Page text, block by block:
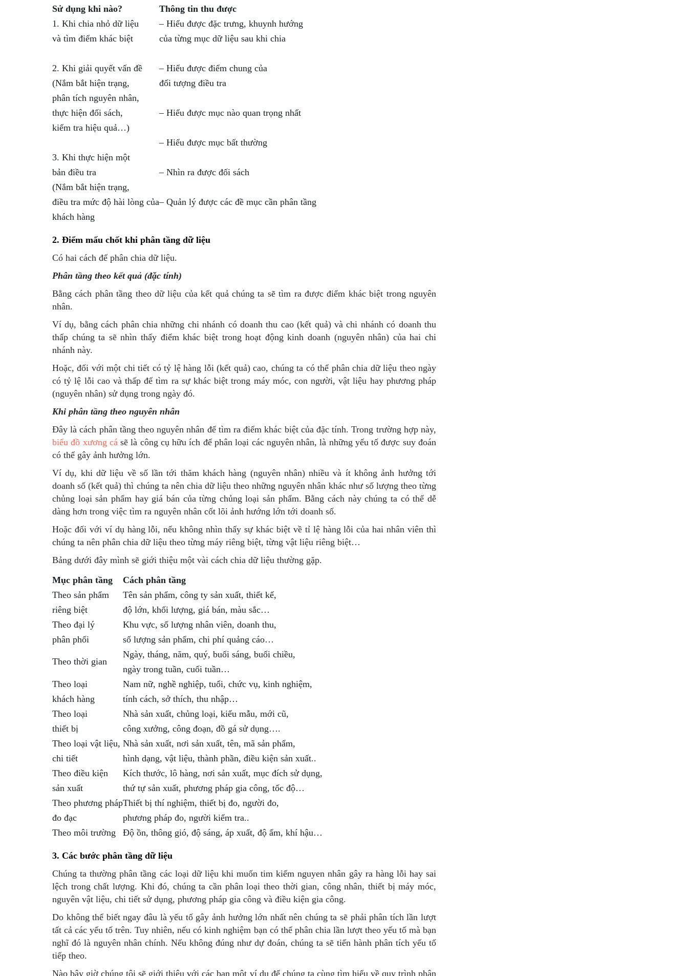
Sử dụng khi nào?
Thông tin thu được
1. Khi chia nhỏ dữ liệu
và tìm điểm khác biệt
2. Khi giải quyết vấn đề
(Nắm bắt hiện trạng,
phân tích nguyên nhân,
thực hiện đối sách,
kiểm tra hiệu quả…)
3. Khi thực hiện một
bản điều tra
(Nắm bắt hiện trạng,
điều tra mức độ hài lòng của
khách hàng
– Hiểu được đặc trưng, khuynh hướng
của từng mục dữ liệu sau khi chia
– Hiểu được điểm chung của
đối tượng điều tra
– Hiểu được mục nào quan trọng nhất
– Hiểu được mục bất thường
– Nhìn ra được đối sách
– Quản lý được các đề mục cần phân tầng
2. Điểm mấu chốt khi phân tầng dữ liệu
Có hai cách để phân chia dữ liệu.
Phân tầng theo kết quả (đặc tính)
Bằng cách phân tầng theo dữ liệu của kết quả chúng ta sẽ tìm ra được điểm khác biệt trong nguyên
nhân.
Ví dụ, bằng cách phân chia những chi nhánh có doanh thu cao (kết quả) và chi nhánh có doanh thu
thấp chúng ta sẽ nhìn thấy điểm khác biệt trong hoạt động kinh doanh (nguyên nhân) của hai chi
nhánh này.
Hoặc, đối với một chi tiết có tỷ lệ hàng lỗi (kết quả) cao, chúng ta có thể phân chia dữ liệu theo ngày
có tỷ lệ lỗi cao và thấp để tìm ra sự khác biệt trong máy móc, con người, vật liệu hay phương pháp
(nguyên nhân) sử dụng trong ngày đó.
Khi phân tầng theo nguyên nhân
Đây là cách phân tầng theo nguyên nhân để tìm ra điểm khác biệt của đặc tính. Trong trường hợp này,
biểu đồ xương cásẽ là công cụ hữu ích để phân loại các nguyên nhân, là những yếu tố được suy đoán
có thể gây ảnh hưởng lớn.
Ví dụ, khi dữ liệu về số lần tới thăm khách hàng (nguyên nhân) nhiều và ít không ảnh hưởng tới
doanh số (kết quả) thì chúng ta nên chia dữ liệu theo những nguyên nhân khác như số lượng theo từng
chủng loại sản phẩm hay giá bán của từng chủng loại sản phẩm. Bằng cách này chúng ta có thể dễ
dàng hơn trong việc tìm ra nguyên nhân cốt lõi ảnh hướng lớn tới doanh số.
Hoặc đối với ví dụ hàng lỗi, nếu không nhìn thấy sự khác biệt về tỉ lệ hàng lỗi của hai nhân viên thì
chúng ta nên phân chia dữ liệu theo từng máy riêng biệt, từng vật liệu riêng biệt…
Bảng dưới đây mình sẽ giới thiệu một vài cách chia dữ liệu thường gặp.
Mục phân tầng
Cách phân tầng
Theo sản phẩm
riêng biệt
Tên sản phẩm, công ty sản xuất, thiết kế,
độ lớn, khối lượng, giá bán, màu sắc…
Theo đại lý
phân phối
Khu vực, số lượng nhân viên, doanh thu,
số lượng sản phẩm, chi phí quảng cáo…
Theo thời gian
Ngày, tháng, năm, quý, buổi sáng, buổi chiều,
ngày trong tuần, cuối tuần…
Theo loại
khách hàng
Nam nữ, nghề nghiệp, tuổi, chức vụ, kinh nghiệm,
tính cách, sở thích, thu nhập…
Theo loại
thiết bị
Nhà sản xuất, chủng loại, kiểu mẫu, mới cũ,
công xưởng, công đoạn, đồ gá sử dụng….
Theo loại vật liệu,
chi tiết
Nhà sản xuất, nơi sản xuất, tên, mã sản phẩm,
hình dạng, vật liệu, thành phần, điều kiện sản xuất..
Theo điều kiện
sản xuất
Kích thước, lô hàng, nơi sản xuất, mục đích sử dụng,
thứ tự sản xuất, phương pháp gia công, tốc độ…
Theo phương pháp
đo đạc
Thiết bị thí nghiệm, thiết bị đo, người đo,
phương pháp đo, người kiểm tra..
Theo môi trường
Độ ồn, thông gió, độ sáng, áp xuất, độ ẩm, khí hậu…
3. Các bước phân tầng dữ liệu
Chúng ta thường phân tầng các loại dữ liệu khi muốn tim kiếm nguyen nhân gây ra hàng lỗi hay sai
lệch trong chất lượng. Khi đó, chúng ta cần phân loại theo thời gian, công nhân, thiết bị máy móc,
nguyên vật liệu, chi tiết sử dụng, phương pháp gia công và điều kiện gia công.
Do không thể biết ngay đâu là yếu tố gây ảnh hưởng lớn nhất nên chúng ta sẽ phải phân tích lần lượt
tất cả các yếu tố trên. Tuy nhiên, nếu có kinh nghiệm bạn có thể phân chia lần lượt theo yếu tố mà bạn
nghĩ đó là nguyên nhân chính. Nếu không đúng như dự đoán, chúng ta sẽ tiến hành phân tích yếu tố
tiếp theo.
Nào bây giờ chúng tôi sẽ giới thiệu với các bạn một ví dụ để chúng ta cùng tìm hiểu về quy trình phân